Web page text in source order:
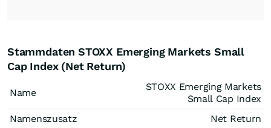
Stammdaten STOXX Emerging Markets Small
Cap Index (Net Return)
Name
STOXX Emerging Markets
Small Cap Index
Namenszusatz
Net Return